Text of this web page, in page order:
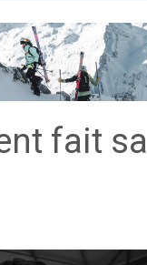
fait sa